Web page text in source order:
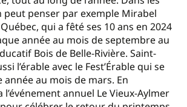
peut penser par exemple Mirabel
qui a fêté ses 10 ans en 2024
année au mois de septembre au
Bois de Belle-Rivière. Saint-
l’érable avec le Fest’Érable qui se
au mois de mars. En
l’événement annuel Le Vieux-Aylmer